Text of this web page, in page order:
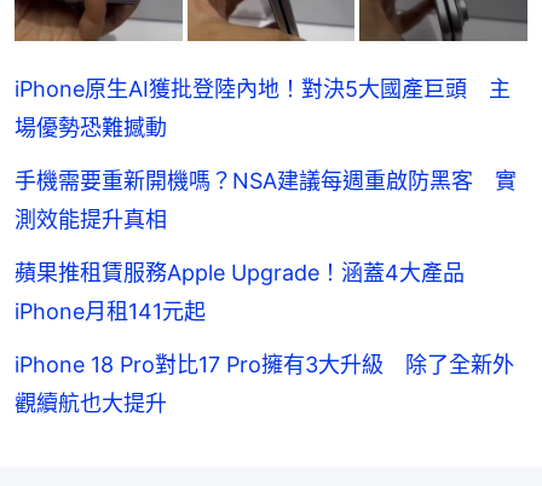
iPhone原生AI獲批登陸內地！對決5大國產巨頭 主
場優勢恐難撼動
手機需要重新開機嗎？NSA建議每週重啟防黑客 實
測效能提升真相
蘋果推租賃服務Apple Upgrade！涵蓋4大產品
iPhone月租141元起
iPhone 18 Pro對比17 Pro擁有3大升級 除了全新外
觀續航也大提升